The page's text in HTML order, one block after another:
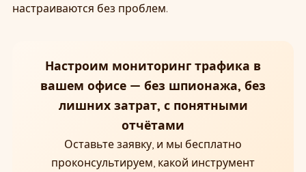
настраиваются без проблем.
Настроим мониторинг трафика в
вашем офисе — без шпионажа, без
лишних затрат, с понятными
отчётами
Оставьте заявку, и мы бесплатно
проконсультируем, какой инструмент